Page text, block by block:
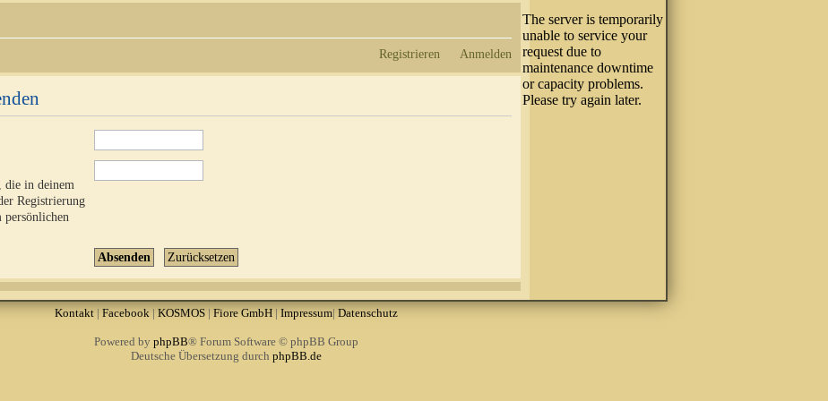
Registrieren Anmelden
die in deinem
Registrierung
persönlichen
Kontakt| Facebook | KOSMOS| Fiore GmbH| Impressum| Datenschutz
Powered by phpBB® Forum Software © phpBB Group
Deutsche Übersetzung durch phpBB.de